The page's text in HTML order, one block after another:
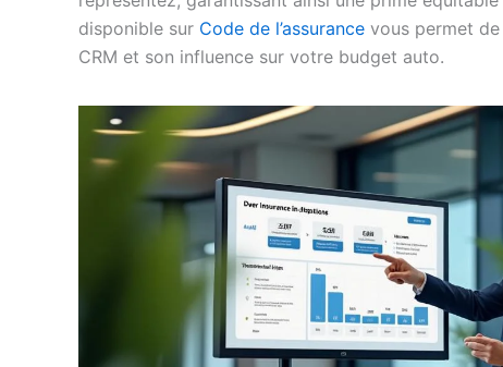
disponible sur Code de l’assurance vous permet
CRM et son influence sur votre budget auto.